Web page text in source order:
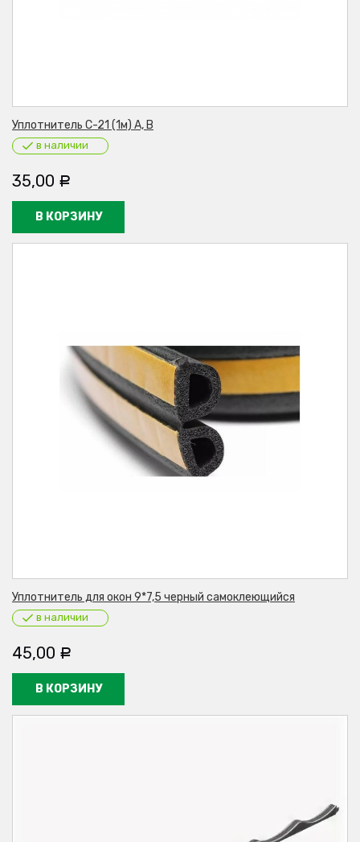
Уплотнитель С-21 (1м) А, В
в наличии
35,00 Р
В КОРЗИНУ
Уплотнитель для окон 9*7,5 черный самоклеющийся
в наличии
45,00 Р
В КОРЗИНУ